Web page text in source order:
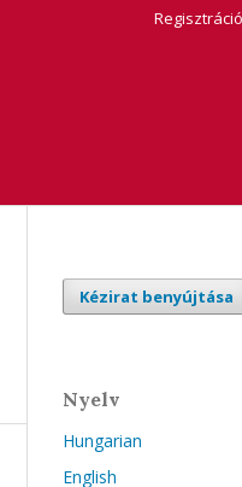
Regisztráció
Kézirat benyújtása
Nyelv
Hungarian
English